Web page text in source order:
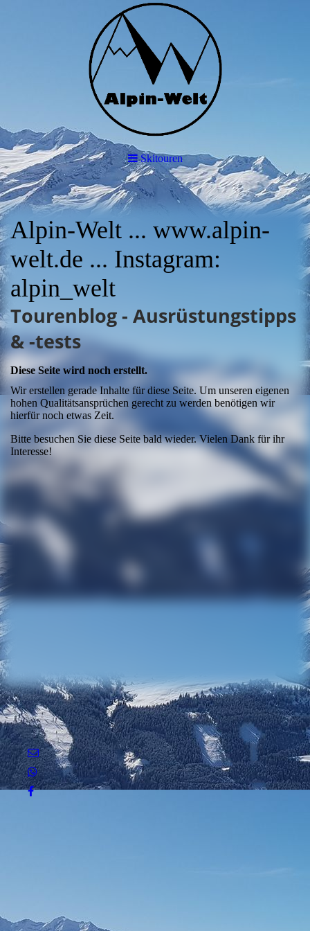
Skitouren
Alpin-Welt ... www.alpin-
welt.de ... Instagram:
alpin_welt
Tourenblog - Ausrüstungstipps
& -tests
Diese Seite wird noch erstellt.
Wir erstellen gerade Inhalte für diese Seite. Um unseren eigenen
hohen Qualitätsansprüchen gerecht zu werden benötigen wir
hierfür noch etwas Zeit.
Bitte besuchen Sie diese Seite bald wieder. Vielen Dank für ihr
Interesse!